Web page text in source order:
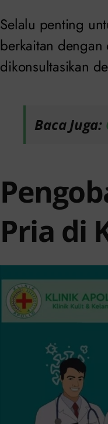
Selalu penting
berkaitan
dikonsultasikan
Baca Juga:
Pria di